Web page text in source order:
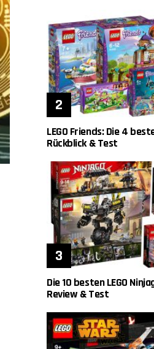
LEGO Friends: Die 4
Rückblick & Test
Die 10 besten LEGO
Review & Test